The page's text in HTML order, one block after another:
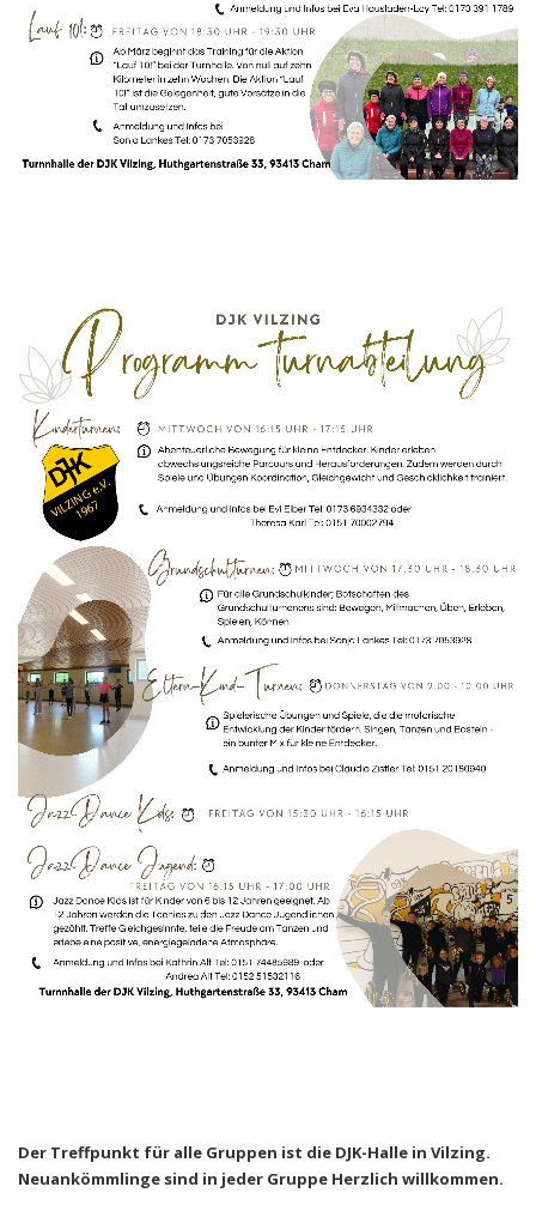
Der Treffpunkt für alle Gruppen ist die DJK-Halle in Vilzing.
Neuankömmlinge sind in jeder Gruppe Herzlich willkommen.